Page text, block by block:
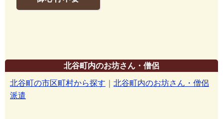
北谷町内のお坊さん・僧侶
北谷町の市区町村から探す
北谷町内のお坊さん・僧侶
派遣